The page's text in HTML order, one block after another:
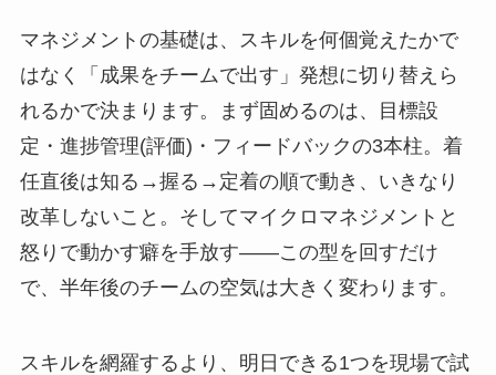
マネジメントの基礎は、スキルを何個覚えたかで
はなく「成果をチームで出す」発想に切り替えら
れるかで決まります。まず固めるのは、目標設
定・進捗管理(評価)・フィードバックの3本柱。着
任直後は知る→握る→定着の順で動き、いきなり
改革しないこと。そしてマイクロマネジメントと
怒りで動かす癖を手放す——この型を回すだけ
で、半年後のチームの空気は大きく変わります。
スキルを網羅するより、明日できる1つを現場で試